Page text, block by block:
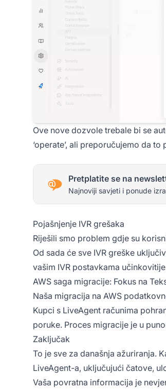
Ove nove dozvole trebale bi se
‘operate’, ali preporučujemo da
Pretplatite se na
Najnoviji savjeti i ponude
Pojašnjenje IVR grešaka
Riješili smo problem gdje su
Od sada će sve IVR greške
vašim IVR postavkama
AWS saga migracije: Fokus na
Naša migracija na AWS
Kupci s LiveAgent računima
poruke. Proces migracije je u
Zaključak
To je sve za današnja ažuriranja.
LiveAgent-a, uključujući čatove,
Vaša povratna informacija je